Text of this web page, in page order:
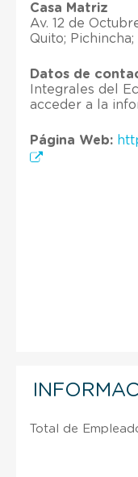
Casa Matriz
Av. 12 de
Quito; Pichincha;
Datos de
Integrales del
acceder a la
Página Web:
Total de